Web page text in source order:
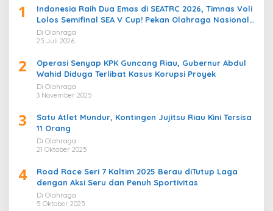
1
Indonesia Raih Dua Emas di SEATRC 2026, Timnas Voli
Lolos Semifinal SEA V Cup! Pekan Olahraga Nasional
Bergemuruh
Di Olahraga
25 Juli 2026
2
Operasi Senyap KPK Guncang Riau, Gubernur Abdul
Wahid Diduga Terlibat Kasus Korupsi Proyek
Di Olahraga
3 November 2025
3
Satu Atlet Mundur, Kontingen Jujitsu Riau Kini Tersisa
11 Orang
Di Olahraga
21 Oktober 2025
4
Road Race Seri 7 Kaltim 2025 Berau diTutup Laga
dengan Aksi Seru dan Penuh Sportivitas
Di Olahraga
5 Oktober 2025